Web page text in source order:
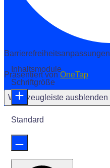
Barrierefreiheitsanpassungen
Präsentiert vonOneTap
Werkzeugleiste ausblenden
Inhaltsmodule
Schriftgröße
Standard